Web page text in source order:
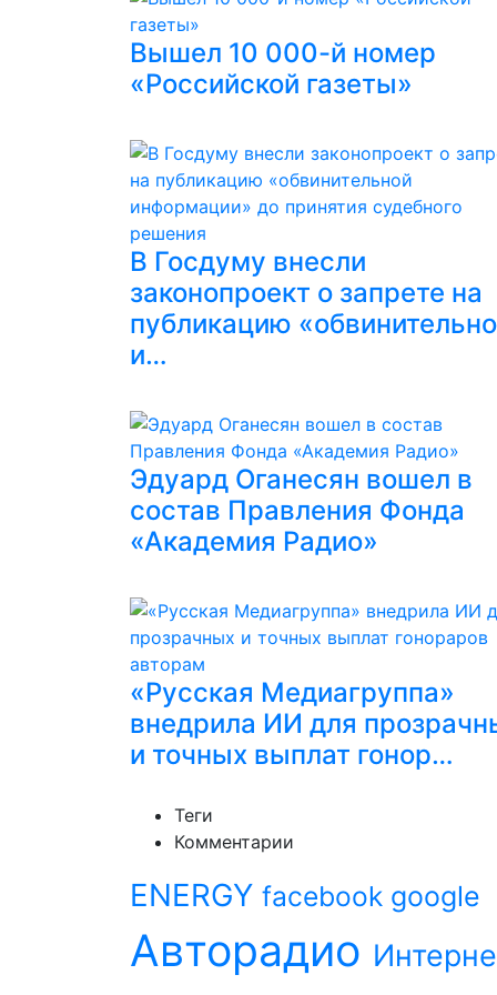
Вышел 10 000-й номер
«Российской газеты»
В Госдуму внесли
законопроект о запрете на
публикацию
и…
Эдуард Оганесян вошел в
состав Правления Фонда
«Академия Радио»
«Русская Медиагруппа»
внедрила ИИ для
и точных выплат гонор…
Теги
Комментарии
ENERGY facebook google
Авторадио